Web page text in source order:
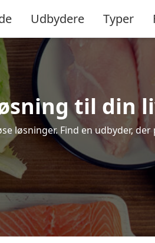
Udbydere Typer
til din
løsninger. Find en udbyder,